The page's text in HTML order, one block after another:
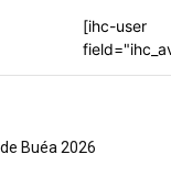
[ihc-user
Buéa 2026